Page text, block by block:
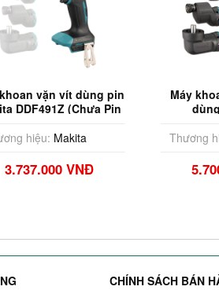
vặn vít dùng pin
DDF491Z (Chưa Pin
hiệu: Makita
3.737.000 VNĐ
Máy
Thương
CHÍNH SÁCH BÁN